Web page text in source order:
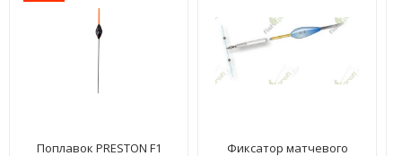
Поплавок PRESTON F1
Фиксатор матчевого